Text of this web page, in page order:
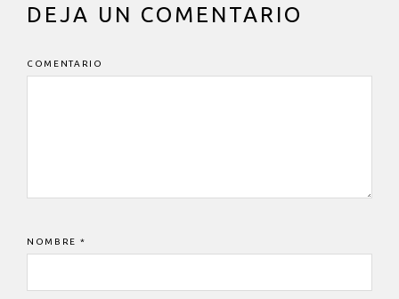
INTERACCIONES
LECTOR
DEJA UN COMENTARIO
COMENTARIO
NOMBRE *